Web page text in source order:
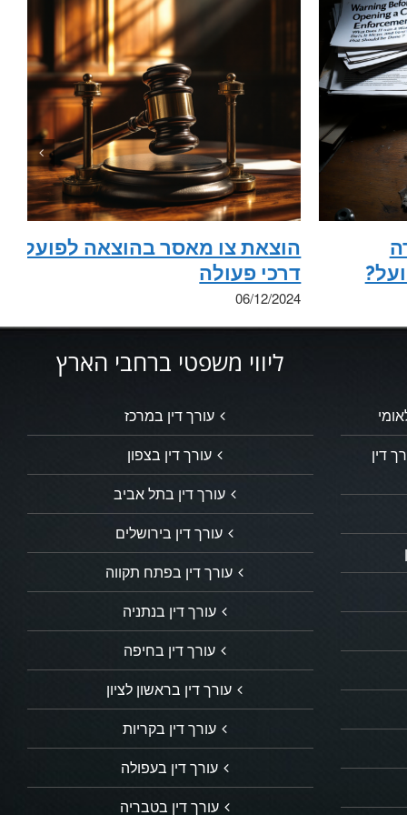
הוצאת צו מאסר בהוצאה לפועל
דרכי פעולה
06/12/2024
דין
ליווי משפטי ברחבי הארץ
עורך דין במרכז
עורך דין בצפון
עורך דין בתל אביב
עורך דין בירושלים
עורך דין בפתח תקווה
עורך דין בנתניה
עורך דין בחיפה
עורך דין בראשון לציון
עורך דין בקריות
עורך דין בעפולה
עורך דין בטבריה